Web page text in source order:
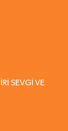
SEVGİ VE